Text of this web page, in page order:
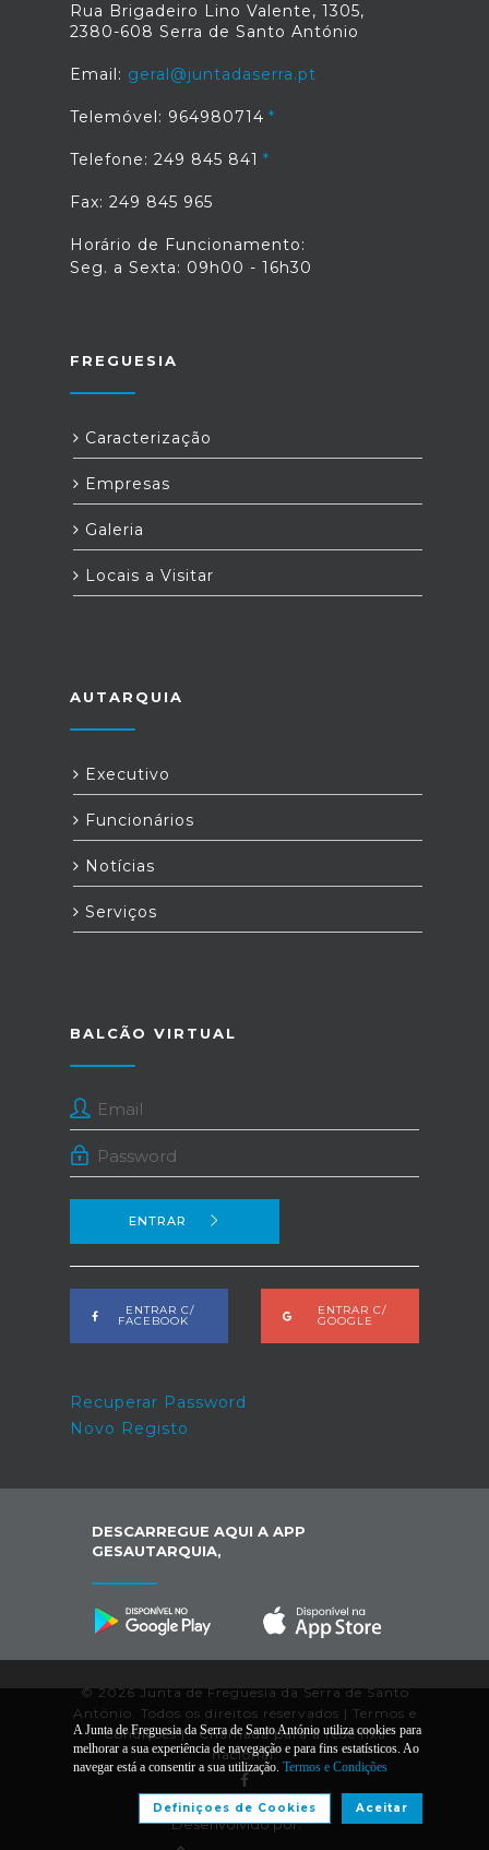
Rua Brigadeiro Lino Valente, 1305,
2380-608 Serra de Santo António
Email: geral@juntadaserra.pt
Telemóvel: 964980714
Telefone: 249 845 841
Fax: 249 845 965
Horário de Funcionamento:
Seg. a Sexta: 09h00 - 16h30
FREGUESIA
Caracterização
Empresas
Galeria
Locais a Visitar
AUTARQUIA
Executivo
Funcionários
Notícias
Serviços
BALCÃO VIRTUAL
ENTRAR
ENTRAR C/
FACEBOOK
ENTRAR C/
GOOGLE
Recuperar Password
Novo Registo
DESCARREGUE AQUI A APP
GESAUTARQUIA,
© 2026 Junta de Freguesia da Serra de Santo
António. Todos os direitos reservados | Termos e
Condições|*Chamada para a rede fixa
nacional.
Desenvolvido por:
A Junta de Freguesia da Serra de Santo António utiliza cookies para
melhorar a sua experiência de navegação e para fins estatísticos. Ao
navegar está a consentir a sua utilização. Termos e Condições
Aceitar
Definiçoes de Cookies